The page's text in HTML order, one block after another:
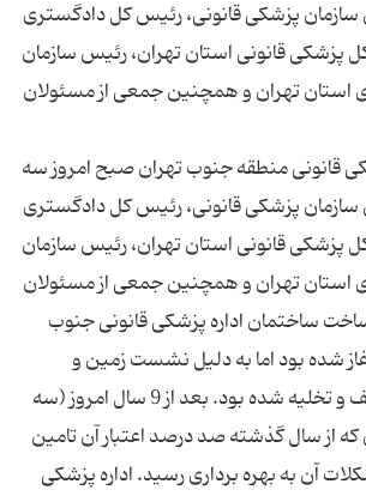
پزشکی قانونی، رئیس کل دادگستری
پزشکی قانونی استان تهران، رئیس سازمان
استان تهران و همچنین جمعی از مسئولان
قانونی منطقه جنوب تهران صبح امروز سه
پزشکی قانونی، رئیس کل دادگستری
پزشکی قانونی استان تهران، رئیس سازمان
استان تهران و همچنین جمعی از مسئولان
ساختمان اداره پزشکی قانونی جنوب
از سال 1387 آغاز شده بود اما به دلیل نشست زمین و
احتمال تخریب متوقف و تخلیه شده بود. بعد از 9 سال امروز (سه
از سال گذشته صد درصد اعتبار آن تامین
آن به بهره برداری رسید. اداره پزشکی